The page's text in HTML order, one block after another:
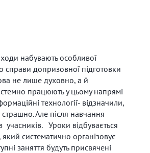
набувають особливої
справи допризовної підготовки
не лише духовно, а й
працюють у цьому напрямі
технології- відзначили,
Але після навчання
учасників. Уроки відбувається
систематично організовує
заняття будуть присвячені